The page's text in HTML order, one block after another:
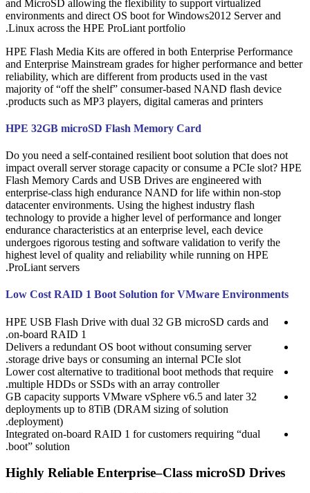
and MicroSD allowing the flexibility to support virtualized
environments and direct OS boot for Windows2012 Server and
Linux across the HPE ProLiant portfolio.
HPE Flash Media Kits are offered in both Enterprise Performance
and Enterprise Mainstream grades for higher performance and better
reliability, which are different from products used in the vast
majority of “off the shelf” consumer-based NAND flash device
products such as MP3 players, digital cameras and printers.
HPE 32GB microSD Flash Memory Card
Do you need a self-contained resilient boot solution that does not
impact overall server storage capacity or consume a PCIe slot? HPE
Flash Memory Cards and USB Drives are engineered with
enterprise-class high endurance NAND for life within non-stop
datacenter environments. Using the highest industry flash
technology to provide a higher level of performance and longer
endurance characteristics at an enterprise level, each device
undergoes rigorous testing and software validation to verify the
highest level of quality and reliability while running on HPE
ProLiant servers.
Low Cost RAID 1 Boot Solution for VMware Environments
HPE USB Flash Drive with dual 32 GB microSD cards and
on-board RAID 1.
Delivers a redundant OS boot without consuming server
storage drive bays or consuming an internal PCIe slot.
Lower cost alternative to traditional boot methods that require
multiple HDDs or SSDs with an array controller.
32 GB capacity supports VMware vSphere v6.5 and later
deployments up to 8TiB (DRAM sizing of solution
deployment).
Integrated on-board RAID 1 for customers requiring “dual
boot” solution.
Highly Reliable Enterprise–Class microSD Drives